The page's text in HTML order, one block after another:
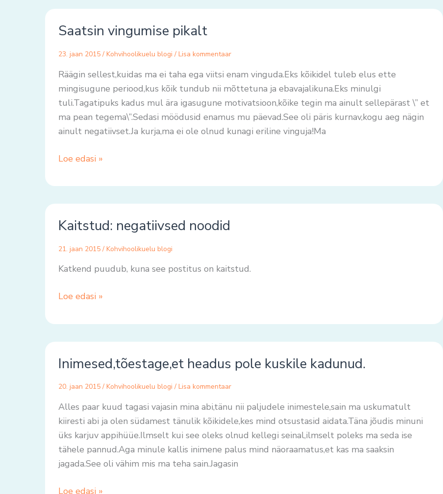
Saatsin vingumise pikalt
23. jaan 2015 / Kohvihoolikuelu blogi / Lisa kommentaar
Räägin sellest,kuidas ma ei taha ega viitsi enam vinguda.Eks kõikidel tuleb elus ette
mingisugune periood,kus kõik tundub nii mõttetuna ja ebavajalikuna.Eks minulgi
tuli.Tagatipuks kadus mul ära igasugune motivatsioon,kõike tegin ma ainult sellepärast \” et
ma pean tegema\”.Sedasi möödusid enamus mu päevad.See oli päris kurnav,kogu aeg nägin
ainult negatiivset.Ja kurja,ma ei ole olnud kunagi eriline vinguja!Ma
vingumise
Loe edasi »
Kaitstud: negatiivsed noodid
21. jaan 2015 / Kohvihoolikuelu blogi
Katkend puudub, kuna see postitus on kaitstud.
negatiivsed
Loe edasi »
Inimesed,tõestage,et headus pole kuskile kadunud.
20. jaan 2015 / Kohvihoolikuelu blogi / Lisa kommentaar
Alles paar kuud tagasi vajasin mina abi,tänu nii paljudele inimestele,sain ma uskumatult
kiiresti abi ja olen südamest tänulik kõikidele,kes mind otsustasid aidata.Täna jõudis minuni
üks karjuv appihüüe.Ilmselt kui see oleks olnud kellegi seinal,ilmselt poleks ma seda ise
tähele pannud.Aga minule kallis inimene palus mind näoraamatus,et kas ma saaksin
jagada.See oli vähim mis ma teha sain.Jagasin
headus
kuskile
kadunud.
Loe edasi »